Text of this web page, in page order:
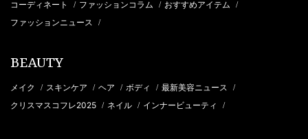
コーディネート / ファッションコラム / おすすめアイテム /
ファッションニュース /
BEAUTY
メイク / スキンケア / ヘア / ボディ / 最新美容ニュース /
クリスマスコフレ2025 / ネイル / インナービューティ /